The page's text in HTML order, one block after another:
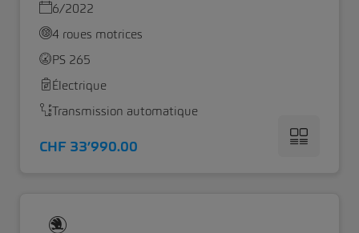
6/2022
4 roues motrices
PS 265
Électrique
Transmission automatique
CHF 33’990.00